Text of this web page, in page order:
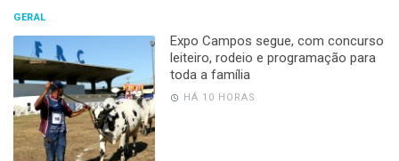
GERAL
Expo Campos segue, com concurso
leiteiro, rodeio e programação para
toda a família
HÁ 10 HORAS